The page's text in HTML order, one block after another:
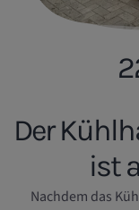
Der
ist
Nachdem das